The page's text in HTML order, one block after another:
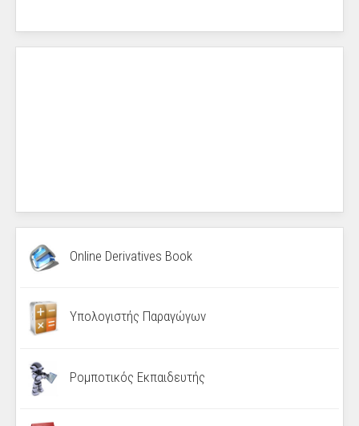
Online Derivatives Book
Υπολογιστής Παραγώγων
Ρομποτικός Εκπαιδευτής